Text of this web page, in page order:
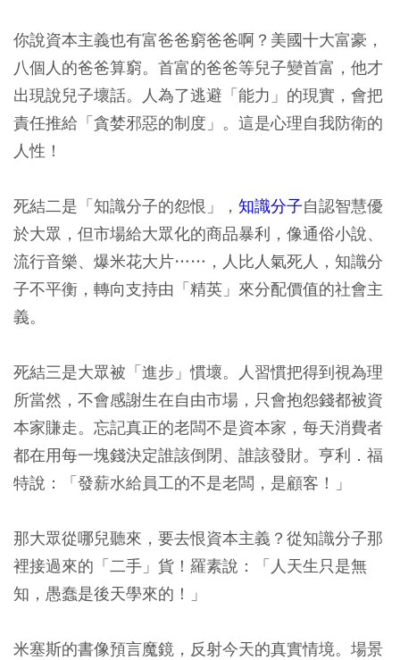
你說資本主義也有富爸爸窮爸爸啊？美國十大富豪，
八個人的爸爸算窮。首富的爸爸等兒子變首富，他才
出現說兒子壞話。人為了逃避「能力」的現實，會把
責任推給「貪婪邪惡的制度」。這是心理自我防衛的
人性！
死結二是「知識分子的怨恨」， 知識分子自認智慧優
於大眾，但市場給大眾化的商品暴利，像通俗小說、
流行音樂、爆米花大片……，人比人氣死人，知識分
子不平衡，轉向支持由「精英」來分配價值的社會主
義。
死結三是大眾被「進步」慣壞。人習慣把得到視為理
所當然，不會感謝生在自由市場，只會抱怨錢都被資
本家賺走。忘記真正的老闆不是資本家，每天消費者
都在用每一塊錢決定誰該倒閉、誰該發財。亨利．福
特說：「發薪水給員工的不是老闆，是顧客！」
那大眾從哪兒聽來，要去恨資本主義？從知識分子那
裡接過來的「二手」貨！羅素說：「人天生只是無
知，愚蠢是後天學來的！」
米塞斯的書像預言魔鏡，反射今天的真實情境。場景